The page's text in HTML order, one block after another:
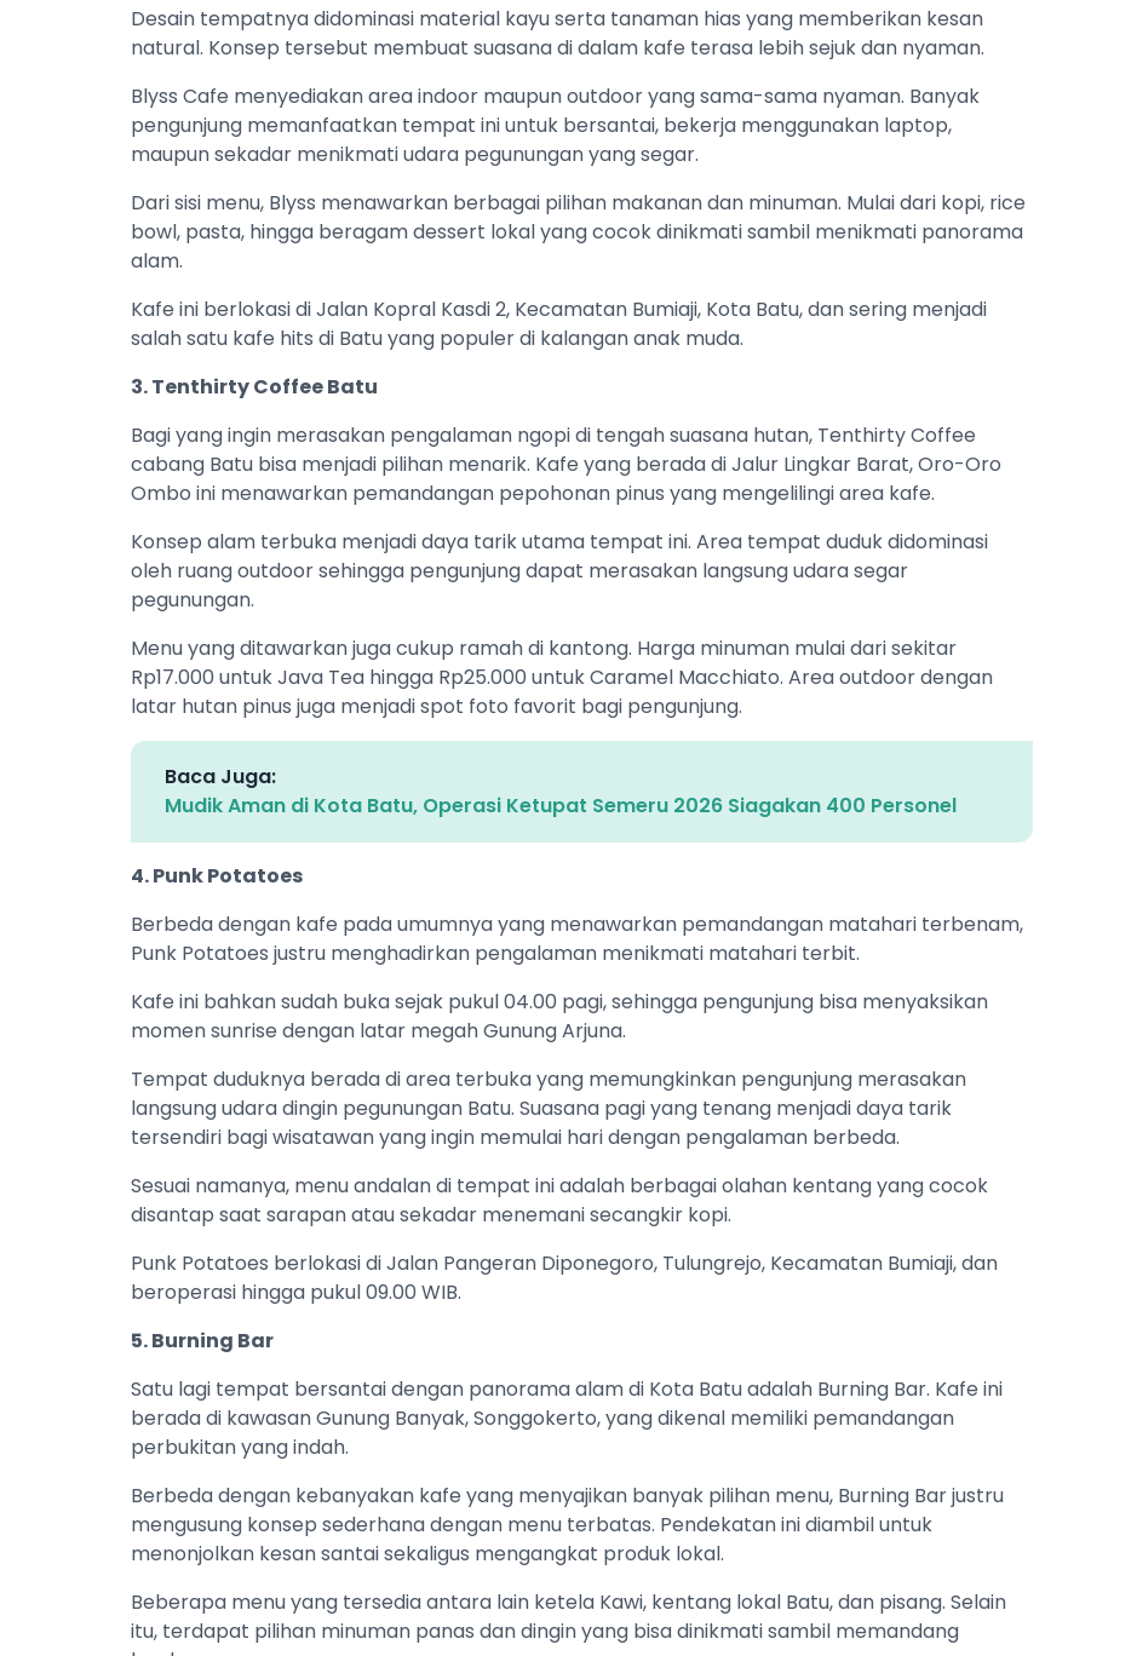
Desain tempatnya didominasi material kayu serta tanaman hias yang memberikan kesan
natural. Konsep tersebut membuat suasana di dalam kafe terasa lebih sejuk dan nyaman.
Blyss Cafe menyediakan area indoor maupun outdoor yang sama-sama nyaman. Banyak
pengunjung memanfaatkan tempat ini untuk bersantai, bekerja menggunakan laptop,
maupun sekadar menikmati udara pegunungan yang segar.
Dari sisi menu, Blyss menawarkan berbagai pilihan makanan dan minuman. Mulai dari kopi, rice
bowl, pasta, hingga beragam dessert lokal yang cocok dinikmati sambil menikmati panorama
alam.
Kafe ini berlokasi di Jalan Kopral Kasdi 2, Kecamatan Bumiaji, Kota Batu, dan sering menjadi
salah satu kafe hits di Batu yang populer di kalangan anak muda.
3. Tenthirty Coffee Batu
Bagi yang ingin merasakan pengalaman ngopi di tengah suasana hutan, Tenthirty Coffee
cabang Batu bisa menjadi pilihan menarik. Kafe yang berada di Jalur Lingkar Barat, Oro-Oro
Ombo ini menawarkan pemandangan pepohonan pinus yang mengelilingi area kafe.
Konsep alam terbuka menjadi daya tarik utama tempat ini. Area tempat duduk didominasi
oleh ruang outdoor sehingga pengunjung dapat merasakan langsung udara segar
pegunungan.
Menu yang ditawarkan juga cukup ramah di kantong. Harga minuman mulai dari sekitar
Rp17.000 untuk Java Tea hingga Rp25.000 untuk Caramel Macchiato. Area outdoor dengan
latar hutan pinus juga menjadi spot foto favorit bagi pengunjung.
Baca Juga:
Mudik Aman di Kota Batu, Operasi Ketupat Semeru 2026 Siagakan 400 Personel
4. Punk Potatoes
Berbeda dengan kafe pada umumnya yang menawarkan pemandangan matahari terbenam,
Punk Potatoes justru menghadirkan pengalaman menikmati matahari terbit.
Kafe ini bahkan sudah buka sejak pukul 04.00 pagi, sehingga pengunjung bisa menyaksikan
momen sunrise dengan latar megah Gunung Arjuna.
Tempat duduknya berada di area terbuka yang memungkinkan pengunjung merasakan
langsung udara dingin pegunungan Batu. Suasana pagi yang tenang menjadi daya tarik
tersendiri bagi wisatawan yang ingin memulai hari dengan pengalaman berbeda.
Sesuai namanya, menu andalan di tempat ini adalah berbagai olahan kentang yang cocok
disantap saat sarapan atau sekadar menemani secangkir kopi.
Punk Potatoes berlokasi di Jalan Pangeran Diponegoro, Tulungrejo, Kecamatan Bumiaji, dan
beroperasi hingga pukul 09.00 WIB.
5. Burning Bar
Satu lagi tempat bersantai dengan panorama alam di Kota Batu adalah Burning Bar. Kafe ini
berada di kawasan Gunung Banyak, Songgokerto, yang dikenal memiliki pemandangan
perbukitan yang indah.
Berbeda dengan kebanyakan kafe yang menyajikan banyak pilihan menu, Burning Bar justru
mengusung konsep sederhana dengan menu terbatas. Pendekatan ini diambil untuk
menonjolkan kesan santai sekaligus mengangkat produk lokal.
Beberapa menu yang tersedia antara lain ketela Kawi, kentang lokal Batu, dan pisang. Selain
itu, terdapat pilihan minuman panas dan dingin yang bisa dinikmati sambil memandang